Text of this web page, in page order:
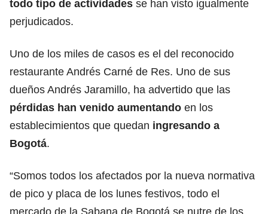
todo tipo de actividades se han visto igualmente
perjudicados.
Uno de los miles de casos es el del reconocido
restaurante Andrés Carné de Res. Uno de sus
dueños Andrés Jaramillo, ha advertido que las
pérdidas han venido aumentando en los
establecimientos que quedan ingresando a
Bogotá.
“Somos todos los afectados por la nueva normativa
de pico y placa de los lunes festivos, todo el
mercado de la Sabana de Bogotá se nutre de los